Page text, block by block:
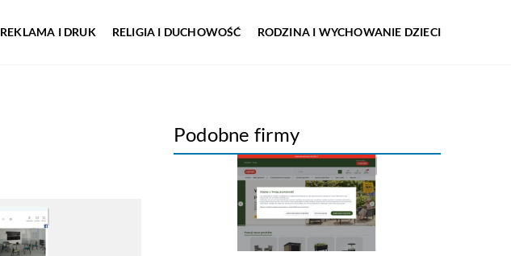
REKLAMA I DRUK RELIGIA I DUCHOWOŚĆ RODZINA I WYCHOWANIE DZIECI
Podobne firmy